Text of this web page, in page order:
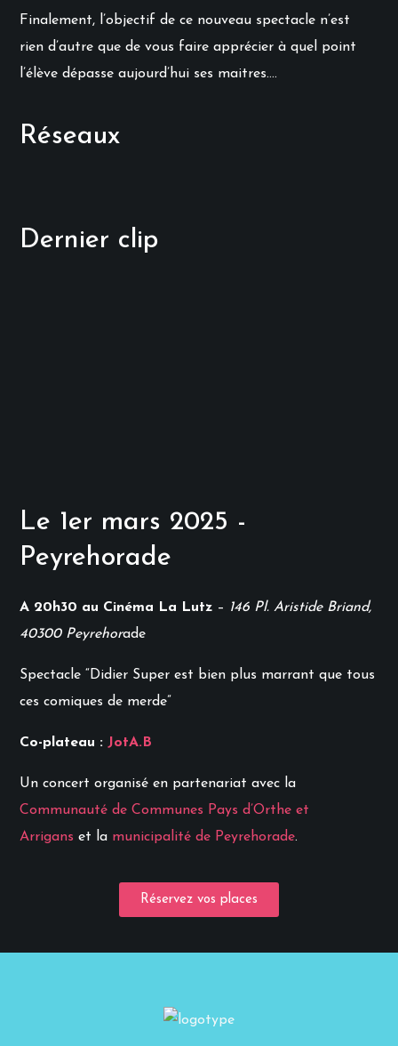
Finalement, l’objectif de ce nouveau spectacle n’est
rien d’autre que de vous faire apprécier à quel point
l’élève dépasse aujourd’hui ses maitres….
Réseaux
Dernier clip
Le 1er mars 2025 -
Peyrehorade
A 20h30 au Cinéma La Lutz – 146 Pl. Aristide Briand,
40300 Peyrehorade
Spectacle “Didier Super est bien plus marrant que tous
ces comiques de merde”
Co-plateau : JotA.B
Un concert organisé en partenariat avec la
Communauté de Communes Pays d’Orthe et
Arrigans et la municipalité de Peyrehorade.
Réservez vos places